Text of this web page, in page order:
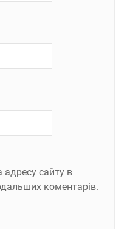
адресу сайту в
коментарів.